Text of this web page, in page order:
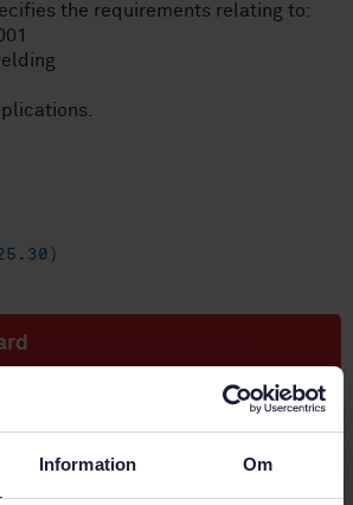
Information Om
the requirements relating to:
· SS-EN 4342
- Titanium TI-W99001 - Filler metal
and rod